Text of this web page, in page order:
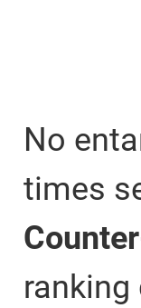
No
times
ranking